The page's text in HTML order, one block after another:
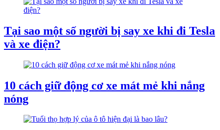
Tại sao một số người bị say xe khi đi Tesla
và xe điện?
10 cách giữ động cơ xe mát mẻ khi nắng
nóng